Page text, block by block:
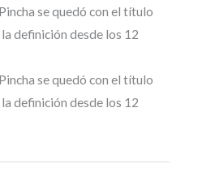
se quedó con el título
definición desde los 12
se quedó con el título
definición desde los 12